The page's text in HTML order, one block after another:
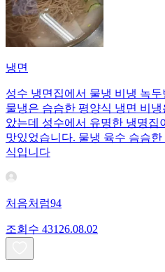
냉면
성수 냉면집에서 물냉 비냉 녹
물냉은 슴슴한 평양식 냉면 비
았는데 성수에서 유명한 냉명집
맛있었습니다. 물냉 육수 슴슴
식입니다
처음처럼94
조회수 431 26.08.02